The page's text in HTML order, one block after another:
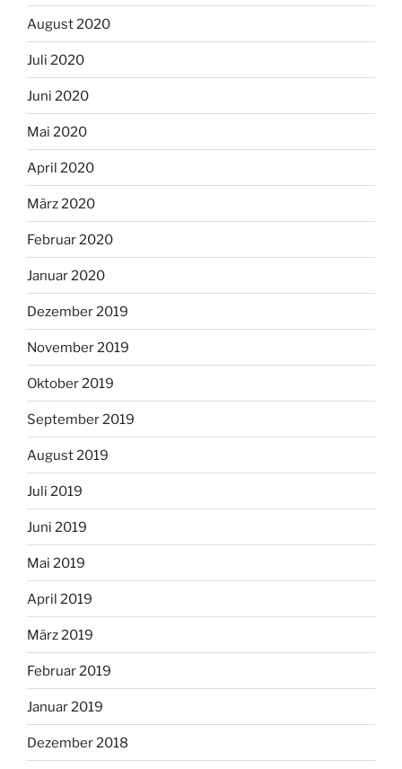
August 2020
Juli 2020
Juni 2020
Mai 2020
April 2020
März 2020
Februar 2020
Januar 2020
Dezember 2019
November 2019
Oktober 2019
September 2019
August 2019
Juli 2019
Juni 2019
Mai 2019
April 2019
März 2019
Februar 2019
Januar 2019
Dezember 2018